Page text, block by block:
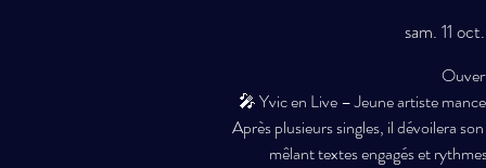
sam. 11 oct.
🎤 Yvic en Live – Jeune artiste
Après plusieurs singles, il dévoilera
mêlant textes engagés et